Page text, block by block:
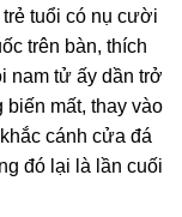
tuổi có nụ cười
trên bàn, thích
nam tử ấy dần trở
mất, thay vào
cánh cửa đá
đó lại là lần cuối